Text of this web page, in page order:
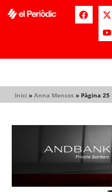
Inici » Anna Mencos » Pàgina 25